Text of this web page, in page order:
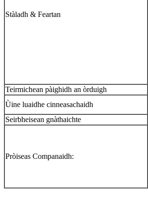
Stàladh & Feartan
Teirmichean pàighidh an òrduigh
Ùine luaidhe cinneasachaidh
Seirbheisean gnàthaichte
Pròiseas Companaidh: